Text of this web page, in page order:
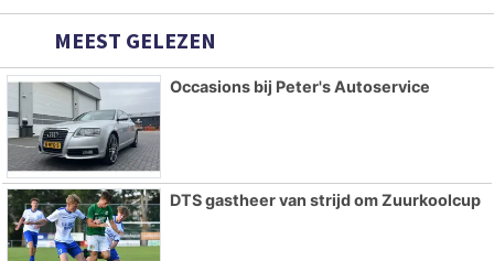
MEEST GELEZEN
Occasions bij Peter's Autoservice
DTS gastheer van strijd om Zuurkoolcup